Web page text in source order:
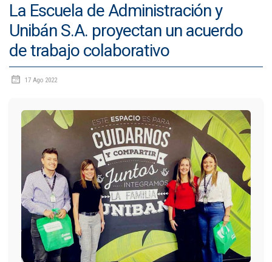
La Escuela de Administración y
Unibán S.A. proyectan un acuerdo
de trabajo colaborativo
17 Ago 2022
Centros
BIBLIOTECA
IDIOMAS
Pastoral
CARTERA
Inscripciones
Estudiantes
Egresados
Docentes